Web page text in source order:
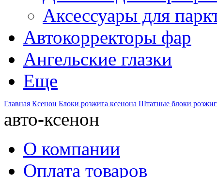
Аксессуары для
Автокорректоры фар
Ангельские глазки
Еще
Главная Ксенон Блоки розжига ксенона Штатные блоки
авто-ксенон
О компании
Оплата товаров